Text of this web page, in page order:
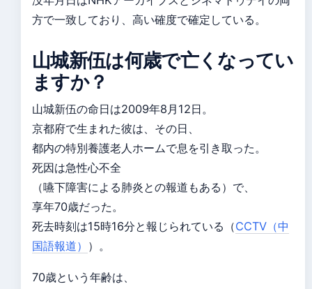
方で一致しており、高い確度で確定している。
山城新伍は何歳で亡くなってい
ますか？
山城新伍の命日は2009年8月12日。
京都府で生まれた彼は、その日、
都内の特別養護老人ホームで息を引き取った。
死因は急性心不全
（嚥下障害による肺炎との報道もある）で、
享年70歳だった。
死去時刻は15時16分と報じられている（CCTV（中
国語報道） ）。
70歳という年齢は、